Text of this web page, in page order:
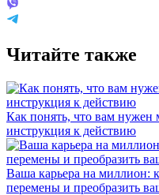
Читайте также
Как понять, что вам нужен
инструкция к действию
Ваша карьера на миллион:
перемены и преобразить